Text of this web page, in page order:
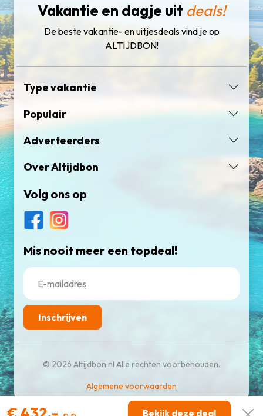
Bekijk deze deal
Vakantie en dagje uit deals!
De beste vakantie- en uitjesdeals vind je op
ALTIJDBON!
Type vakantie
Populair
Adverteerders
Over Altijdbon
Volg ons op
Mis nooit meer een topdeal!
Inschrijven
© 2026 Altijdbon.nl Alle rechten voorbehouden.
Algemene voorwaarden